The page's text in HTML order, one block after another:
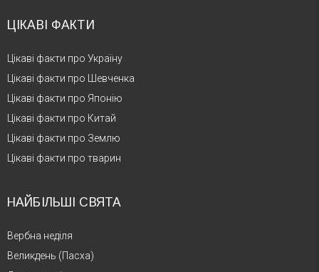
ЦІКАВІ ФАКТИ
Цікаві факти про Україну
Цікаві факти про Шевченка
Цікаві факти про Японію
Цікаві факти про Китай
Цікаві факти про Землю
Цікаві факти про тварин
НАЙБІЛЬШІ СВЯТА
Вербна неділя
Великдень (Пасха)